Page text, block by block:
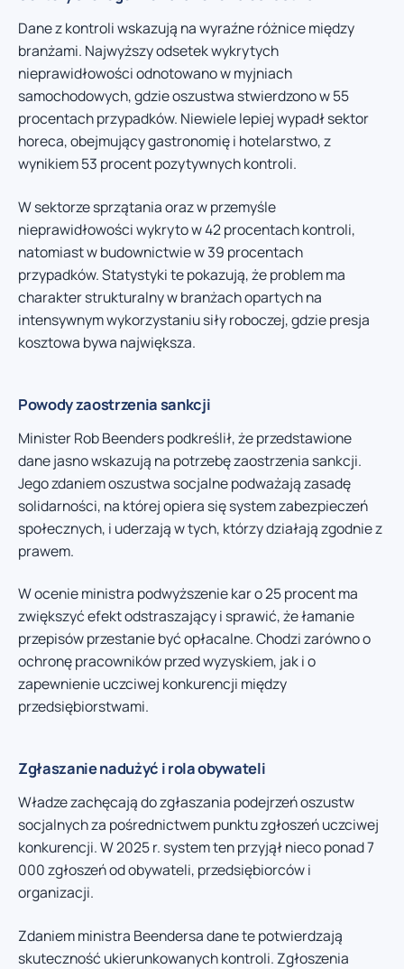
Dane z kontroli wskazują na wyraźne różnice między
branżami. Najwyższy odsetek wykrytych
nieprawidłowości odnotowano w myjniach
samochodowych, gdzie oszustwa stwierdzono w 55
procentach przypadków. Niewiele lepiej wypadł sektor
horeca, obejmujący gastronomię i hotelarstwo, z
wynikiem 53 procent pozytywnych kontroli.
W sektorze sprzątania oraz w przemyśle
nieprawidłowości wykryto w 42 procentach kontroli,
natomiast w budownictwie w 39 procentach
przypadków. Statystyki te pokazują, że problem ma
charakter strukturalny w branżach opartych na
intensywnym wykorzystaniu siły roboczej, gdzie presja
kosztowa bywa największa.
Powody zaostrzenia sankcji
Minister Rob Beenders podkreślił, że przedstawione
dane jasno wskazują na potrzebę zaostrzenia sankcji.
Jego zdaniem oszustwa socjalne podważają zasadę
solidarności, na której opiera się system zabezpieczeń
społecznych, i uderzają w tych, którzy działają zgodnie z
prawem.
W ocenie ministra podwyższenie kar o 25 procent ma
zwiększyć efekt odstraszający i sprawić, że łamanie
przepisów przestanie być opłacalne. Chodzi zarówno o
ochronę pracowników przed wyzyskiem, jak i o
zapewnienie uczciwej konkurencji między
przedsiębiorstwami.
Zgłaszanie nadużyć i rola obywateli
Władze zachęcają do zgłaszania podejrzeń oszustw
socjalnych za pośrednictwem punktu zgłoszeń uczciwej
konkurencji. W 2025 r. system ten przyjął nieco ponad 7
000 zgłoszeń od obywateli, przedsiębiorców i
organizacji.
Zdaniem ministra Beendersa dane te potwierdzają
skuteczność ukierunkowanych kontroli. Zgłoszenia